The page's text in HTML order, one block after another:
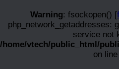
Warning: fsockopen() [
php_network_getaddresses:
service not
/home/vtech/public_html/
on line